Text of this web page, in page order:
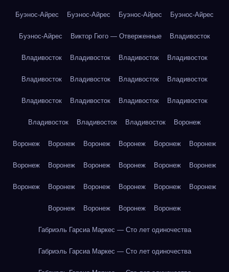
Буэнос-Айрес Буэнос-Айрес Буэнос-Айрес Буэнос-Айрес
Буэнос-Айрес Виктор Гюго — Отверженные Владивосток
Владивосток Владивосток Владивосток Владивосток
Владивосток Владивосток Владивосток Владивосток
Владивосток Владивосток Владивосток Владивосток
Владивосток Владивосток Владивосток Воронеж
Воронеж Воронеж Воронеж Воронеж Воронеж Воронеж
Воронеж Воронеж Воронеж Воронеж Воронеж Воронеж
Воронеж Воронеж Воронеж Воронеж Воронеж Воронеж
Воронеж Воронеж Воронеж Воронеж
Габриэль Гарсиа Маркес — Сто лет одиночества
Габриэль Гарсиа Маркес — Сто лет одиночества